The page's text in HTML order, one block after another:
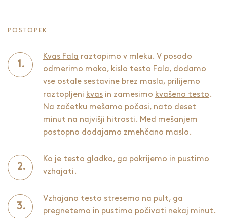
POSTOPEK
Kvas Fala raztopimo v mleku. V posodo
odmerimo moko, kislo testo Fala, dodamo
vse ostale sestavine brez masla, prilijemo
raztopljeni kvas in zamesimo kvašeno testo .
Na začetku mešamo počasi, nato deset
minut na najvišji hitrosti. Med mešanjem
postopno dodajamo zmehčano maslo.
Ko je testo gladko, ga pokrijemo in pustimo
vzhajati.
Vzhajano testo stresemo na pult, ga
pregnetemo in pustimo počivati nekaj minut.